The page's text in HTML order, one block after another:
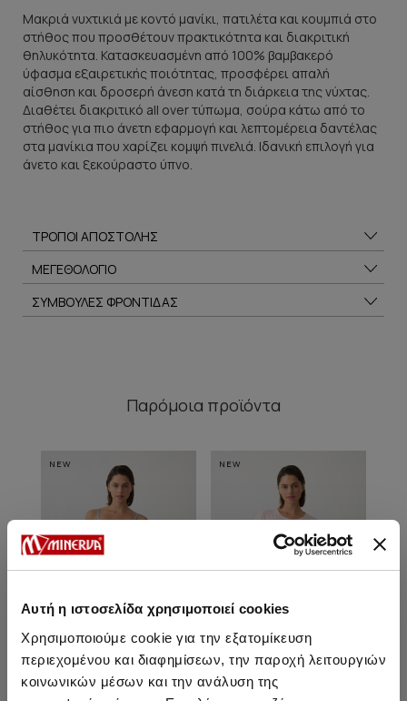
Αυτή η ιστοσελίδα χρησιμοποιεί cookies
Χρησιμοποιούμε cookie για την εξατομίκευση
περιεχομένου και διαφημίσεων, την παροχή λειτουργιών
κοινωνικών μέσων και την ανάλυση της
Μακριά νυχτικιά με κοντό μανίκι, πατιλέτα και κουμπιά στο
στήθος που προσθέτουν πρακτικότητα και διακριτική
θηλυκότητα. Κατασκευασμένη από 100% βαμβακερό
ύφασμα εξαιρετικής ποιότητας, προσφέρει απαλή
αίσθηση και δροσερή άνεση κατά τη διάρκεια της νύχτας.
Διαθέτει διακριτικό all over τύπωμα, σούρα κάτω από το
στήθος για πιο άνετη εφαρμογή και λεπτομέρεια δαντέλας
στα μανίκια που χαρίζει κομψή πινελιά. Ιδανική επιλογή για
άνετο και ξεκούραστο ύπνο.
ΤΡΟΠΟΙ ΑΠΟΣΤΟΛΗΣ
ΜΕΓΕΘΟΛΟΓΙΟ
ΣΥΜΒΟΥΛΕΣ ΦΡΟΝΤΙΔΑΣ
Παρόμοια προϊόντα
NEW NEW